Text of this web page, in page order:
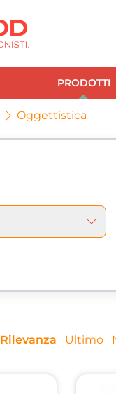
PRODOTTI
Oggettistica
Rilevanza Ultimo